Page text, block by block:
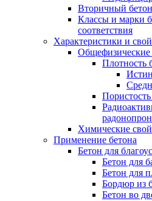
Вторичный бетон
Классы и марки
соответствия
Характеристики и
Общефизические
Плотность
Пористость
Химические
Применение бетона
Бетон для
Бетон для
Бетон для
Бордюр из
Бетон во